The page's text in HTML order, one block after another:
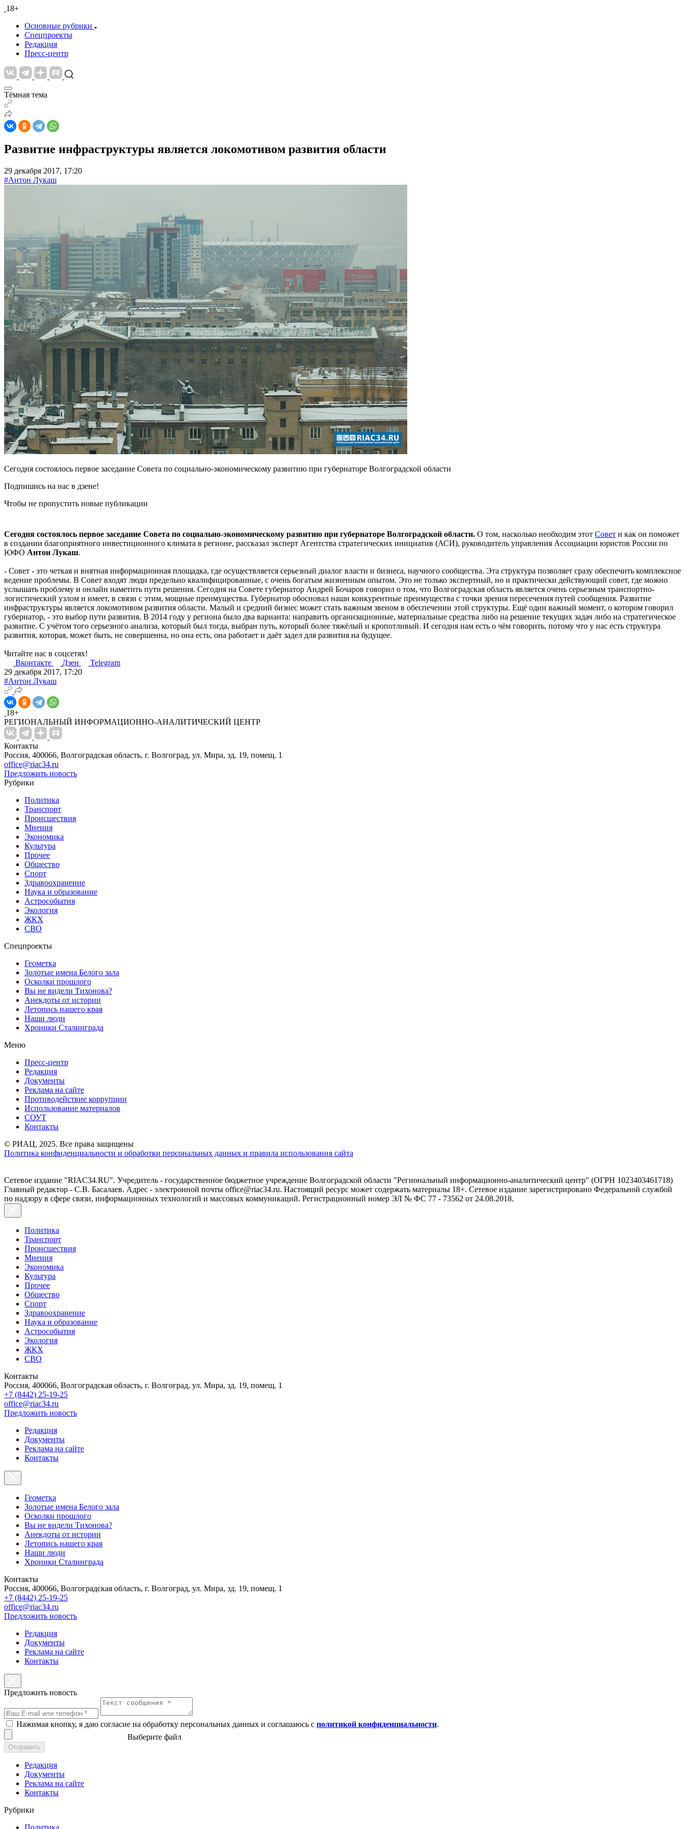
18+
Основные рубрики
Спецпроекты
Редакция
Пресс-центр
Тёмная тема
Развитие инфраструктуры является локомотивом развития области
29 декабря 2017, 17:20
#Антон Лукаш
Сегодня состоялось первое заседание Совета по социально-экономическому развитию при губернаторе Волгоградской области
Подпишись на нас в дзене!
Чтобы не пропустить новые публикации
Сегодня состоялось первое заседание Совета по социально-экономическому развитию при губернаторе Волгоградской области. О том, насколько необходим этот Совет и как он поможет
в создании благоприятного инвестиционного климата в регионе, рассказал эксперт Агентства стратегических инициатив (АСИ), руководитель управления Ассоциации юристов России по
ЮФО Антон Лукаш.
- Совет - это четкая и внятная информационная площадка, где осуществляется серьезный диалог власти и бизнеса, научного сообщества. Эта структура позволяет сразу обеспечить комплексное
ведение проблемы. В Совет входят люди предельно квалифицированные, с очень богатым жизненным опытом. Это не только экспертный, но и практически действующий совет, где можно
услышать проблему и онлайн наметить пути решения. Сегодня на Совете губернатор Андрей Бочаров говорил о том, что Волгоградская область является очень серьезным транспортно-
логистический узлом и имеет, в связи с этим, мощные преимущества. Губернатор обосновал наши конкурентные преимущества с точки зрения пересечения путей сообщения. Развитие
инфраструктуры является локомотивом развития области. Малый и средний бизнес может стать важным звеном в обеспечении этой структуры. Ещё один важный момент, о котором говорил
губернатор, - это выбор пути развития. В 2014 году у региона было два варианта: направить организационные, материальные средства либо на решение текущих задач либо на стратегическое
развитие. С учётом того серьезного анализа, который был тогда, выбран путь, который более тяжёлый и кропотливый. И сегодня нам есть о чём говорить, потому что у нас есть структура
развития, которая, может быть, не совершенна, но она есть, она работает и даёт задел для развития на будущее.
Читайте нас в соцсетях!
Вконтакте
Дзен
Telegram
29 декабря 2017, 17:20
#Антон Лукаш
18+
РЕГИОНАЛЬНЫЙ ИНФОРМАЦИОННО-АНАЛИТИЧЕСКИЙ ЦЕНТР
Контакты
Россия, 400066, Волгоградская область, г. Волгоград, ул. Мира, зд. 19, помещ. 1
office@riac34.ru
Предложить новость
Рубрики
Политика
Транспорт
Происшествия
Мнения
Экономика
Культура
Прочее
Общество
Спорт
Здравоохранение
Наука и образование
Астрособытия
Экология
ЖКХ
СВО
Спецпроекты
Геометка
Золотые имена Белого зала
Осколки прошлого
Вы не видели Тихонова?
Анекдоты от истории
Летопись нашего края
Наши люди
Хроники Сталинграда
Меню
Пресс-центр
Редакция
Документы
Реклама на сайте
Противодействие коррупции
Использование материалов
СОУТ
Контакты
© РИАЦ, 2025. Все права защищены
Политика конфиденциальности и обработки персональных данных и правила использования сайта
Сетевое издание "RIAC34.RU". Учредитель - государственное бюджетное учреждение Волгоградской области "Региональный информационно-аналитический центр" (ОГРН 1023403461718)
Главный редактор - С.В. Басалаев. Адрес - электронной почты office@riac34.ru. Настоящий ресурс может содержать материалы 18+. Сетевое издание зарегистрировано Федеральной службой
по надзору в сфере связи, информационных технологий и массовых коммуникаций. Регистрационный номер ЭЛ № ФС 77 - 73562 от 24.08.2018.
Политика
Транспорт
Происшествия
Мнения
Экономика
Культура
Прочее
Общество
Спорт
Здравоохранение
Наука и образование
Астрособытия
Экология
ЖКХ
СВО
Контакты
Россия, 400066, Волгоградская область, г. Волгоград, ул. Мира, зд. 19, помещ. 1
+7 (8442) 25-19-25
office@riac34.ru
Предложить новость
Редакция
Документы
Реклама на сайте
Контакты
Геометка
Золотые имена Белого зала
Осколки прошлого
Вы не видели Тихонова?
Анекдоты от истории
Летопись нашего края
Наши люди
Хроники Сталинграда
Контакты
Россия, 400066, Волгоградская область, г. Волгоград, ул. Мира, зд. 19, помещ. 1
+7 (8442) 25-19-25
office@riac34.ru
Предложить новость
Редакция
Документы
Реклама на сайте
Контакты
Предложить новость
Нажимая кнопку, я даю согласие на обработку персональных данных и соглашаюсь с политикой конфиденциальности.
Выберите файл
Отправить
Редакция
Документы
Реклама на сайте
Контакты
Рубрики
Политика